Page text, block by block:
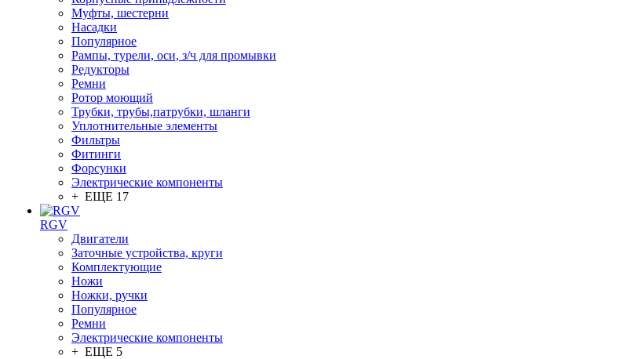
Муфты, шестерни
Насадки
Популярное
Рампы, турели, оси, з/ч для промывки
Редукторы
Ремни
Ротор моющий
Трубки, трубы,патрубки, шланги
Уплотнительные элементы
Фильтры
Фитинги
Форсунки
Электрические компоненты
+ ЕЩЕ 17
RGV
Двигатели
Заточные устройства, круги
Комплектующие
Ножи
Ножки, ручки
Популярное
Ремни
Электрические компоненты
+ ЕЩЕ 5